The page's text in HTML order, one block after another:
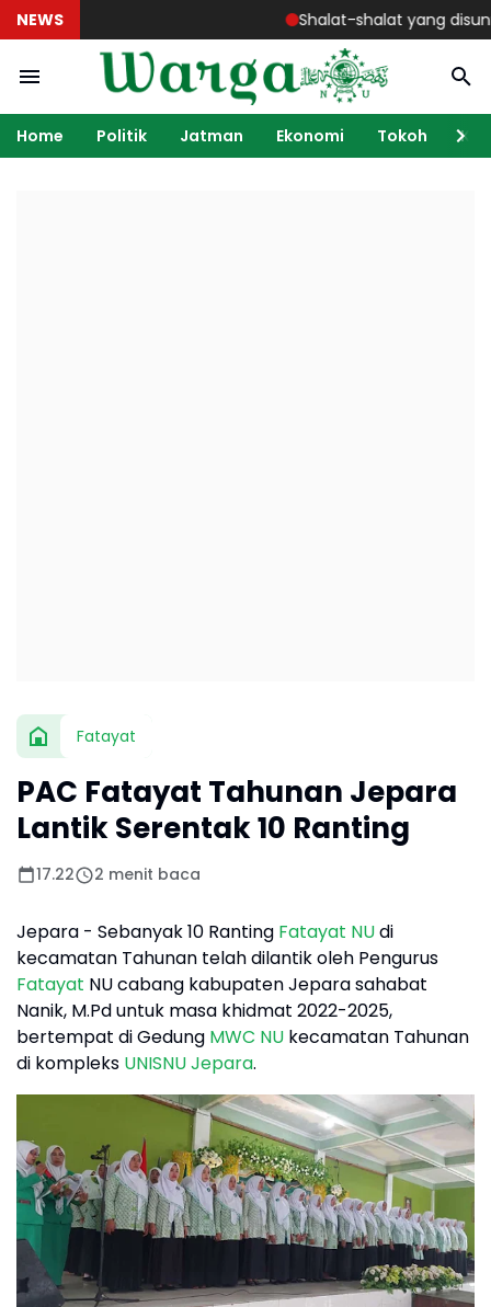
NEWS Shalat-shalat yang
Home Politik Jatman Ekonomi Tokoh
Fatayat
PAC Fatayat Tahunan Jepara
Lantik Serentak 10 Ranting
17.22 2 menit baca
Jepara - Sebanyak 10 Ranting Fatayat NUdi
kecamatan Tahunan telah dilantik oleh Pengurus
Fatayat NU cabang kabupaten Jepara sahabat
Nanik, M.Pd untuk masa khidmat 2022-2025,
bertempat di Gedung MWC NU kecamatan Tahunan
di kompleks UNISNU Jepara.